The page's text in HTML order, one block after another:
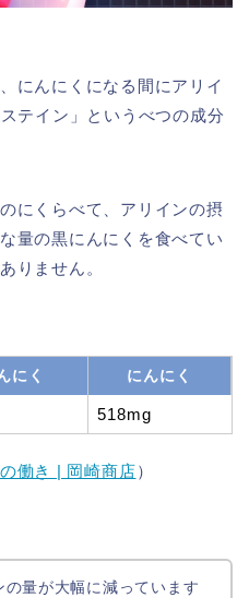
にんにくになる間にアリイ
テイン」というべつの成分
にくらべて、アリインの摂
量の黒にんにくを食べてい
りません。
にく にんにく
518mg
働き | 岡崎商店）
の量が大幅に減っています